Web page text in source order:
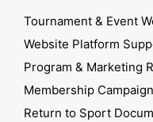
Tournament & Event
Website Platform
Program & Marketing
Membership Campaign
Return to Sport